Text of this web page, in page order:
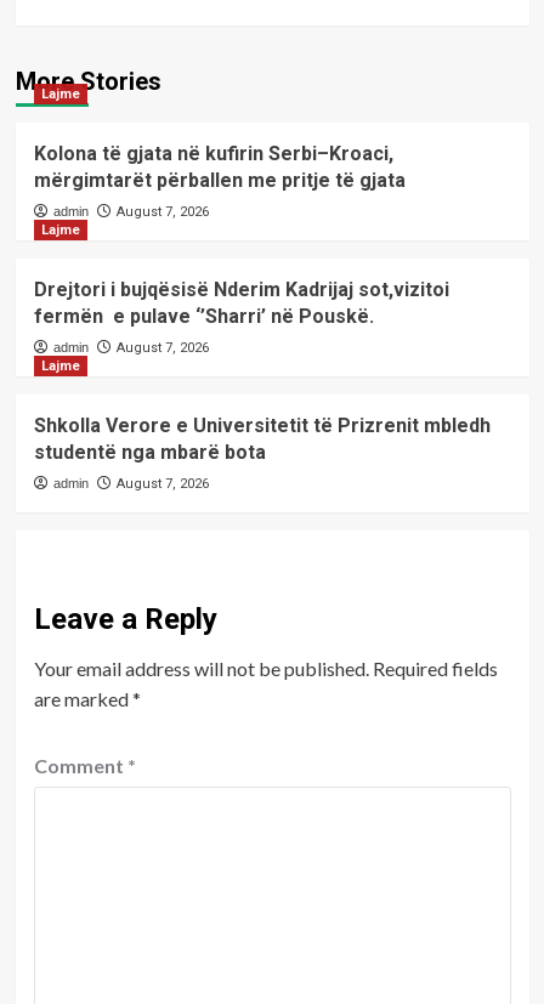
More Stories
Lajme
Kolona të gjata në kufirin Serbi–Kroaci,
mërgimtarët përballen me pritje të gjata
admin
August 7, 2026
Lajme
Drejtori i bujqësisë Nderim Kadrijaj sot,vizitoi
fermën e pulave ‘’Sharri’ në Pouskë.
admin
August 7, 2026
Lajme
Shkolla Verore e Universitetit të Prizrenit mbledh
studentë nga mbarë bota
admin August 7, 2026
Leave a Reply
Your email address will not be published. Required fields
are marked*
Comment *